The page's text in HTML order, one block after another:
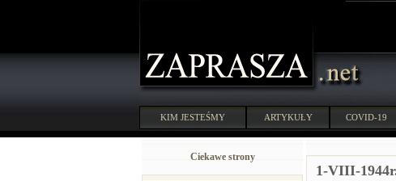
KIM JESTEŚMY ARTYKUŁY COVID-19
Ciekawe strony
1-VIII-